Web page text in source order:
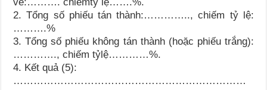
2. Tổng số phiếu tán thành:………….., chiếm tỷ lệ:
……….%
3. Tổng số phiếu không tán thành (hoặc phiếu trắng):
…………., chiếm tỷlệ…………%.
4. Kết quả (5):
……………………………………………………………